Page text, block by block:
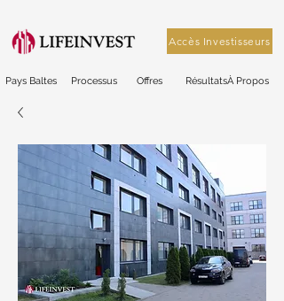
Accès Investisseurs
Processus
Pays Baltes Offres RésultatsÀ Propos